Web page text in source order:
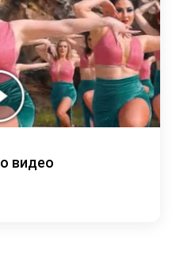
видео